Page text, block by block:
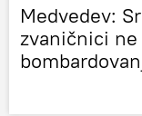
Medvedev:
zvaničnici